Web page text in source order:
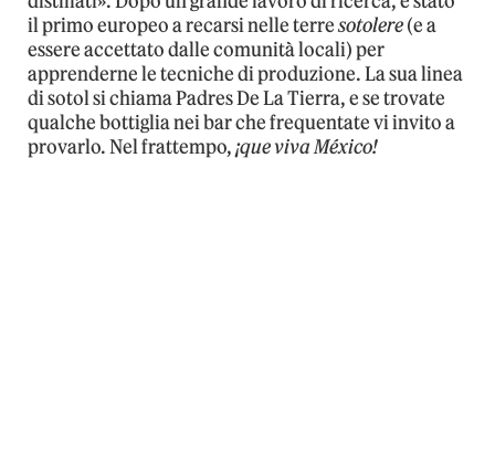
il primo europeo a recarsi nelle terresotolere(e a
essere accettato dalle comunità locali) per
apprenderne le tecniche di produzione. La sua linea
di sotol si chiama Padres De La Tierra, e se trovate
qualche bottiglia nei bar che frequentate vi invito a
provarlo. Nel frattempo,¡que viva México!